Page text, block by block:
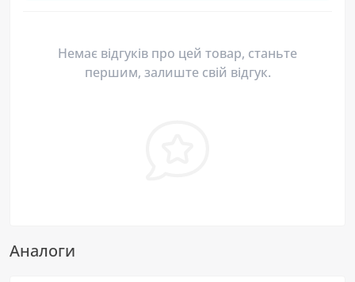
Немає відгуків про цей товар, станьте
першим, залиште свій відгук.
Аналоги